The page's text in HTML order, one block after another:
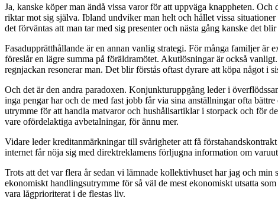
Ja, kanske köper man ändå vissa varor för att uppväga knappheten.
riktar mot sig själva. Ibland undviker man helt och hållet vissa
det förväntas att man tar med sig presenter och nästa gång kanske det
Fasadupprätthållande är en annan vanlig strategi. För många familjer är
föreslår en lägre summa på föräldramötet. Akutlösningar är också
regnjackan resonerar man. Det blir förstås oftast dyrare att köpa något i
Och det är den andra paradoxen. Konjunkturuppgång leder i
inga pengar har och de med fast jobb får via sina anställningar ofta
utrymme för att handla matvaror och hushållsartiklar i storpack och för
vare ofördelaktiga avbetalningar, för ännu mer.
Vidare leder kreditanmärkningar till svårigheter att få
internet får nöja sig med direktreklamens förljugna information om
Trots att det var flera år sedan vi lämnade kollektivhuset har jag och
ekonomiskt handlingsutrymme för så väl de mest ekonomiskt utsatta
vara lågprioriterat i de flestas liv.